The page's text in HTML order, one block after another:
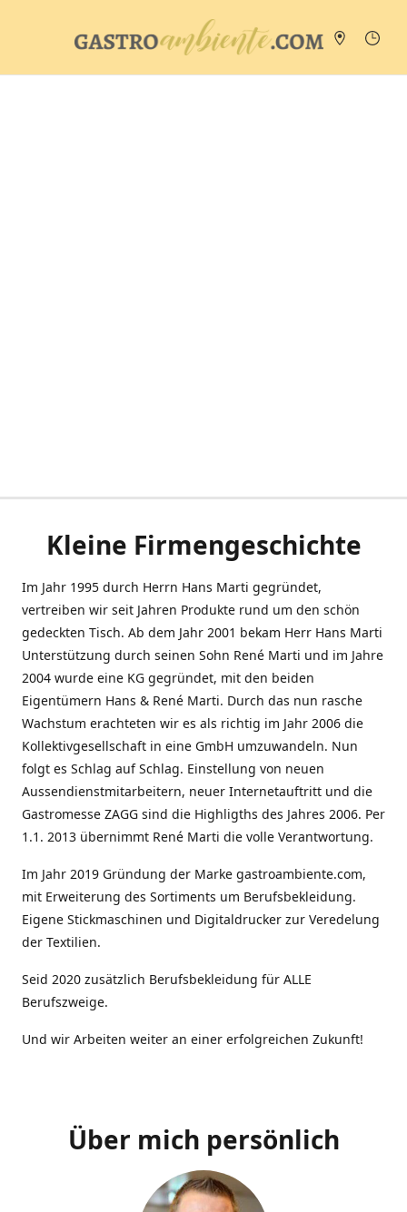
Kleine Firmengeschichte
Im Jahr 1995 durch Herrn Hans Marti gegründet,
vertreiben wir seit Jahren Produkte rund um den schön
gedeckten Tisch. Ab dem Jahr 2001 bekam Herr Hans Marti
Unterstützung durch seinen Sohn René Marti und im Jahre
2004 wurde eine KG gegründet, mit den beiden
Eigentümern Hans & René Marti. Durch das nun rasche
Wachstum erachteten wir es als richtig im Jahr 2006 die
Kollektivgesellschaft in eine GmbH umzuwandeln. Nun
folgt es Schlag auf Schlag. Einstellung von neuen
Aussendienstmitarbeitern, neuer Internetauftritt und die
Gastromesse ZAGG sind die Highligths des Jahres 2006. Per
1.1. 2013 übernimmt René Marti die volle Verantwortung.
Im Jahr 2019 Gründung der Marke gastroambiente.com,
mit Erweiterung des Sortiments um Berufsbekleidung.
Eigene Stickmaschinen und Digitaldrucker zur Veredelung
der Textilien.
Seid 2020 zusätzlich Berufsbekleidung für ALLE
Berufszweige.
Und wir Arbeiten weiter an einer erfolgreichen Zukunft!
Über mich persönlich